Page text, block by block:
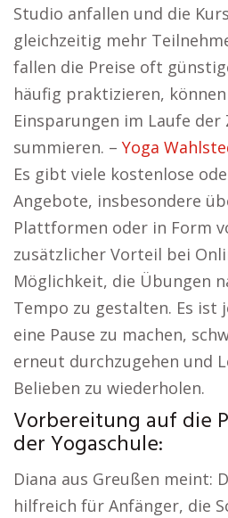
Studio anfallen und die
gleichzeitig mehr
fallen die Preise oft
häufig praktizieren,
Einsparungen im Laufe
summieren. – Yoga
Es gibt viele kostenlose
Angebote, insbesondere
Plattformen oder in Form
zusätzlicher Vorteil bei
Möglichkeit, die Übungen
Tempo zu gestalten. Es ist
eine Pause zu machen,
erneut durchzugehen und
Belieben zu wiederholen.
Vorbereitung auf die
der Yogaschule:
Diana aus Greußen meint:
hilfreich für Anfänger, die